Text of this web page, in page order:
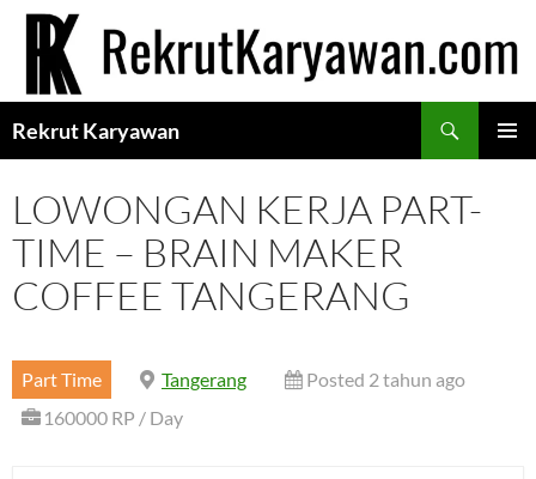
Langsung
Rekrut Karyawan
LOWONGAN KERJA PART-
TIME – BRAIN MAKER
COFFEE TANGERANG
Part Time Tangerang
Posted 2 tahun ago
160000 RP / Day